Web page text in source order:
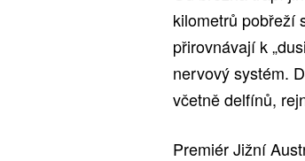
kilometrů pobřeží
přirovnávají k
nervový systém.
včetně delfínů,
Premiér Jižní